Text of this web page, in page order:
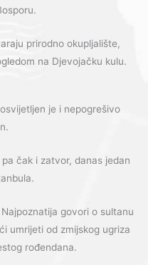
prirodno okupljalište,
na Djevojačku kulu.
je i nepogrešivo
čak i zatvor, danas jedan
govori o sultanu
umrijeti od zmijskog ugriza
rođendana.